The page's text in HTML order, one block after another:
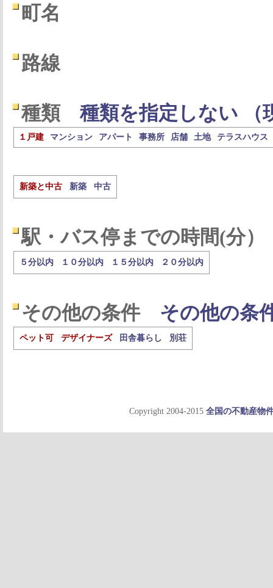
町名
路線
種類 種類を指定しない （
１戸建 マンション アパート 事務所 店舗 土地 テラスハウス
新築と中古 新築 中古
駅・バス停までの時間(分）
５分以内 １０分以内 １５分以内 ２０分以内
その他の条件 その他の条
ペット可 デザイナーズ 田舎暮らし 別荘
Copyright 2004-2015 全国の不動産物